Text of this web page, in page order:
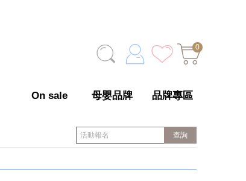
0
On sale 母嬰品牌 品牌專區